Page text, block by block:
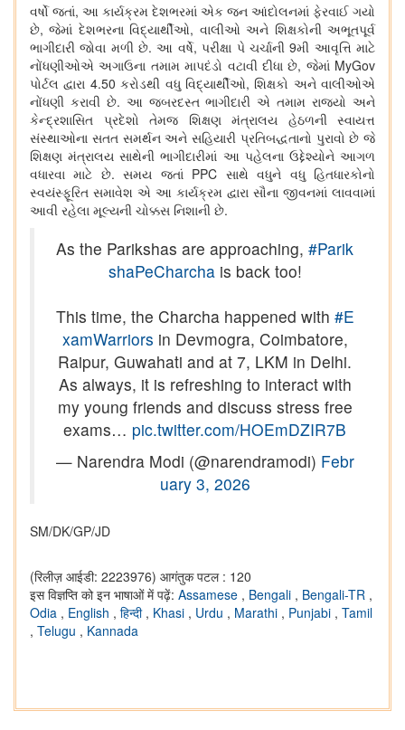
વર્ષો જતાં, આ કાર્યક્રમ દેશભરમાં એક જન આંદોલનમાં ફેરવાઈ ગયો
છે,જેમાં દેશભરના વિદ્યાર્થીઓ, વાલીઓ અને શિક્ષકોની અભૂતપૂર્વ
ભાગીદારી જોવા મળી છે. આ વર્ષે, પરીક્ષા પે ચર્ચાની 9મી આવૃત્તિ માટે
નોંધણીઓએ અગાઉના તમામ માપદંડો વટાવી દીધા છે, જેમાં MyGov
પોર્ટલ દ્વારા 4.50 કરોડથી વધુ વિદ્યાર્થીઓ, શિક્ષકો અને વાલીઓએ
નોંધણી કરાવી છે. આ જબરદસ્ત ભાગીદારી એ તમામ રાજ્યો અને
કેન્દ્રશાસિત પ્રદેશો તેમજ શિક્ષણ મંત્રાલય હેઠળની સ્વાયત્ત
સંસ્થાઓના સતત સમર્થન અને સહિયારી પ્રતિબદ્ધતાનો પુરાવો છે જે
શિક્ષણ મંત્રાલય સાથેની ભાગીદારીમાં આ પહેલના ઉદ્દેશ્યોને આગળ
વધારવા માટે છે. સમય જતાં PPC સાથે વધુને વધુ હિતધારકોનો
સ્વયંસ્ફૂરિત સમાવેશ એ આ કાર્યક્રમ દ્વારા સૌના જીવનમાં લાવવામાં
આવી રહેલા મૂલ્યની ચોક્કસ નિશાની છે.
As the Parikshas are approaching, #Parik
shaPeCharchais back too!
This time, the Charcha happened with #E
xamWarriors in Devmogra, Coimbatore,
Raipur, Guwahati and at 7, LKM in Delhi.
As always, it is refreshing to interact with
my young friends and discuss stress free
exams… pic.twitter.com/HOEmDZIR7B
— Narendra Modi (@narendramodi) Febr
uary 3, 2026
SM/DK/GP/JD
(रिलीज़ आईडी: 2223976) आगंतुक पटल : 120
इस विज्ञप्ति को इन भाषाओं में पढ़ें: Assamese , Bengali , Bengali-TR ,
Odia , English , हिन्दी , Khasi , Urdu , Marathi , Punjabi , Tamil
, Telugu , Kannada